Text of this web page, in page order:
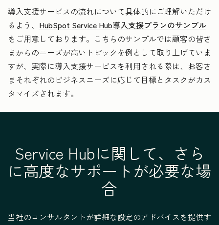
顧客が自分で問題
を解決できるナレ
ッジベースの構築
チケット発行の自
動化
プレイブックの作
—
—
導入支援サービスの流れについて具体的にご理解いただけ
るよう、 HubSpot Service Hub導入支援プランのサンプル
をご用意しております。こちらのサンプルでは顧客の皆さ
まからのニーズが高いトピックを例として取り上げていま
すが、実際に導入支援サービスを利用される際は、お客さ
まそれぞれのビジネスニーズに応じて目標とタスクがカス
タマイズされます。
Service Hubに関して、さら
に高度なサポートが必要な場
合
当社のコンサルタントが詳細な設定のアドバイスを提供す